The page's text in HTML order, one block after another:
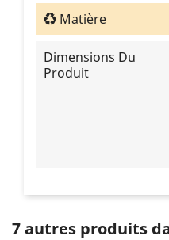
Matière
Dimensions Du
Produit
7 autres produits